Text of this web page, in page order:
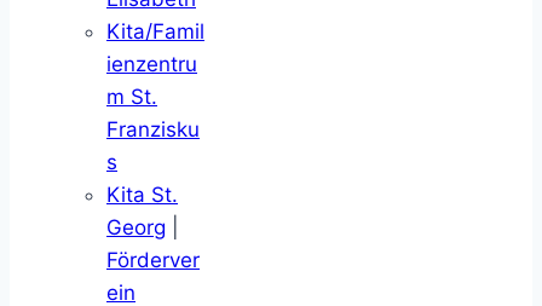
Kita/Famil
ienzentru
m St.
Franzisku
s
Kita St.
Georg
Förderver
ein